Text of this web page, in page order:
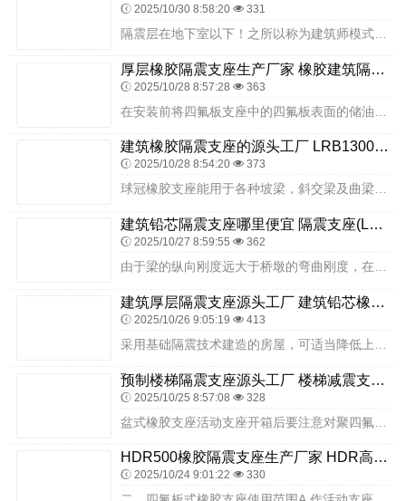
2025/10/30 8:58:20 331
厚层橡胶隔震支座生产厂家 橡胶建筑隔震支座 建筑隔震支座LRB500
2025/10/28 8:57:28 363
建筑橡胶隔震支座的源头工厂 LRB1300铅芯支座多少钱 建筑隔震支座LRB型厂家
2025/10/28 8:54:20 373
球冠橡胶支座能用于各种坡梁，斜交梁及曲梁等结构独特的建筑结构中，且造价便宜，安装方便，使用安全可靠，便于推广应用。板式橡胶支座的工作原理是以橡胶的不均匀弹性压缩...
建筑铅芯隔震支座哪里便宜 隔震支座(LRB型)源头工厂 建筑高阻尼支座HDR生产厂家
2025/10/27 8:59:55 362
建筑厚层隔震支座源头工厂 建筑铅芯橡胶隔震支座定制厂家 LRB500一Ⅱ型橡胶隔震支座源头工厂
2025/10/26 9:05:19 413
预制楼梯隔震支座源头工厂 楼梯减震支座厂家 建筑铅芯减隔震支座源头工厂
2025/10/25 8:57:08 328
HDR500橡胶隔震支座生产厂家 HDR高阻尼橡胶隔震支座 隔震支座HDR
2025/10/24 9:01:22 330